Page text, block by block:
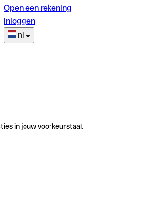
Open een rekening
Inloggen
nl
in jouw voorkeurstaal.